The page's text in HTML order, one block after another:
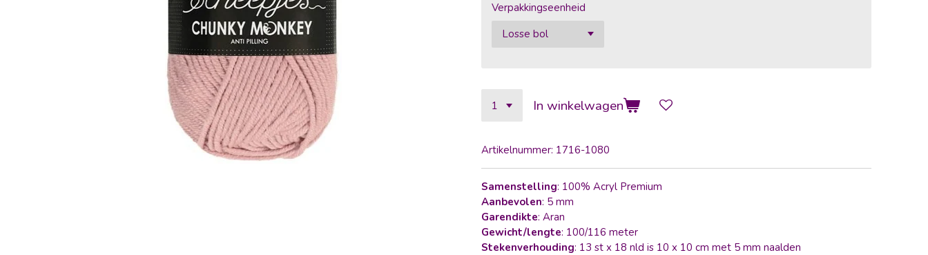
Verpakkingseenheid
In winkelwagen
Artikelnummer: 1716-1080
Samenstelling: 100% Acryl Premium
Aanbevolen: 5 mm
Garendikte: Aran
Gewicht/lengte: 100/116 meter
Stekenverhouding: 13 st x 18 nld is 10 x 10 cm met 5 mm naalden